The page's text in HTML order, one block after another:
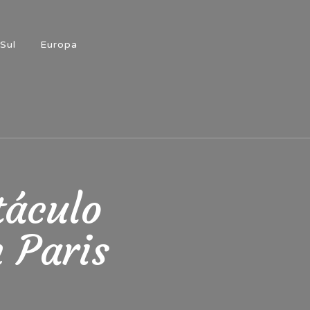
Europa
Paris